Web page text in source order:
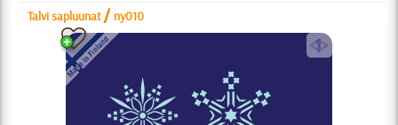
Talvi sapluunat / ny010
a